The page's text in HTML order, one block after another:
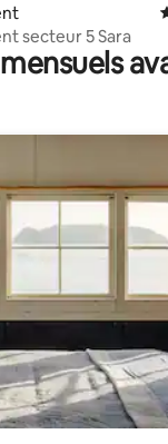
secteur 5 Sara